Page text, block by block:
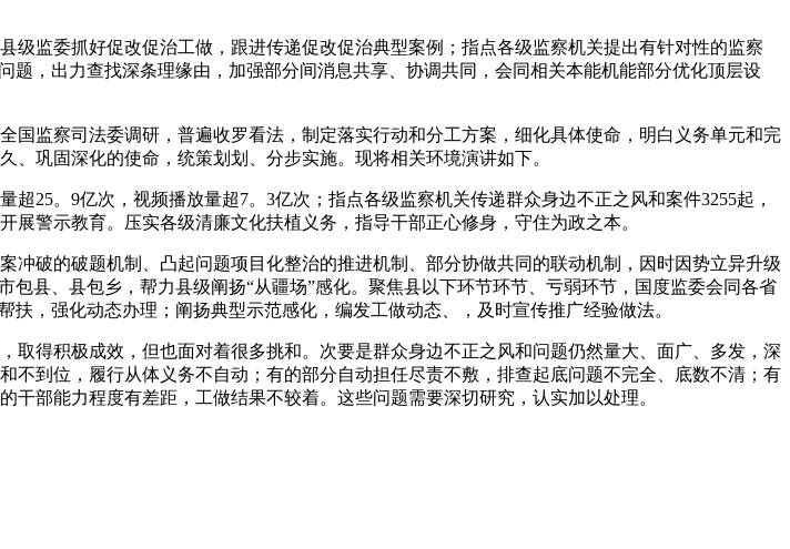
监委抓好促改促治工做，跟进传递促改促治典型案例；指点各级监察机关提出有针对性的监察
，出力查找深条理缘由，加强部分间消息共享、协调共同，会同相关本能机能部分优化顶层设
监察司法委调研，普遍收罗看法，制定落实行动和分工方案，细化具体使命，明白义务单元和完
巩固深化的使命，统策划划、分步实施。现将相关环境演讲如下。
。9亿次，视频播放量超7。3亿次；指点各级监察机关传递群众身边不正之风和案件3255起，
警示教育。压实各级清廉文化扶植义务，指导干部正心修身，守住为政之本。
破的破题机制、凸起问题项目化整治的推进机制、部分协做共同的联动机制，因时因势立异升级
县、县包乡，帮力县级阐扬“从疆场”感化。聚焦县以下环节环节、亏弱环节，国度监委会同各省
，强化动态办理；阐扬典型示范感化，编发工做动态、，及时宣传推广经验做法。
得积极成效，但也面对着很多挑和。次要是群众身边不正之风和问题仍然量大、面广、多发，深
到位，履行从体义务不自动；有的部分自动担任尽责不敷，排查起底问题不完全、底数不清；有
部能力程度有差距，工做结果不较着。这些问题需要深切研究，认实加以处理。